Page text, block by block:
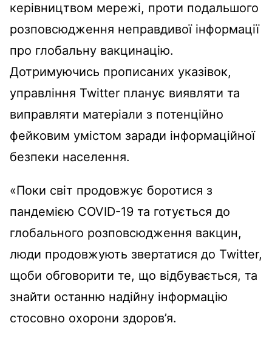
керівництвом мережі, проти подальшого
розповсюдження неправдивої інформації
про глобальну вакцинацію.
Дотримуючись прописаних указівок,
управління Twitter планує виявляти та
виправляти матеріали з потенційно
фейковим умістом заради інформаційної
безпеки населення.
«Поки світ продовжує боротися з
пандемією COVID-19 та готується до
глобального розповсюдження вакцин,
люди продовжують звертатися до Twitter,
щоби обговорити те, що відбувається, та
знайти останню надійну інформацію
стосовно охорони здоров’я.